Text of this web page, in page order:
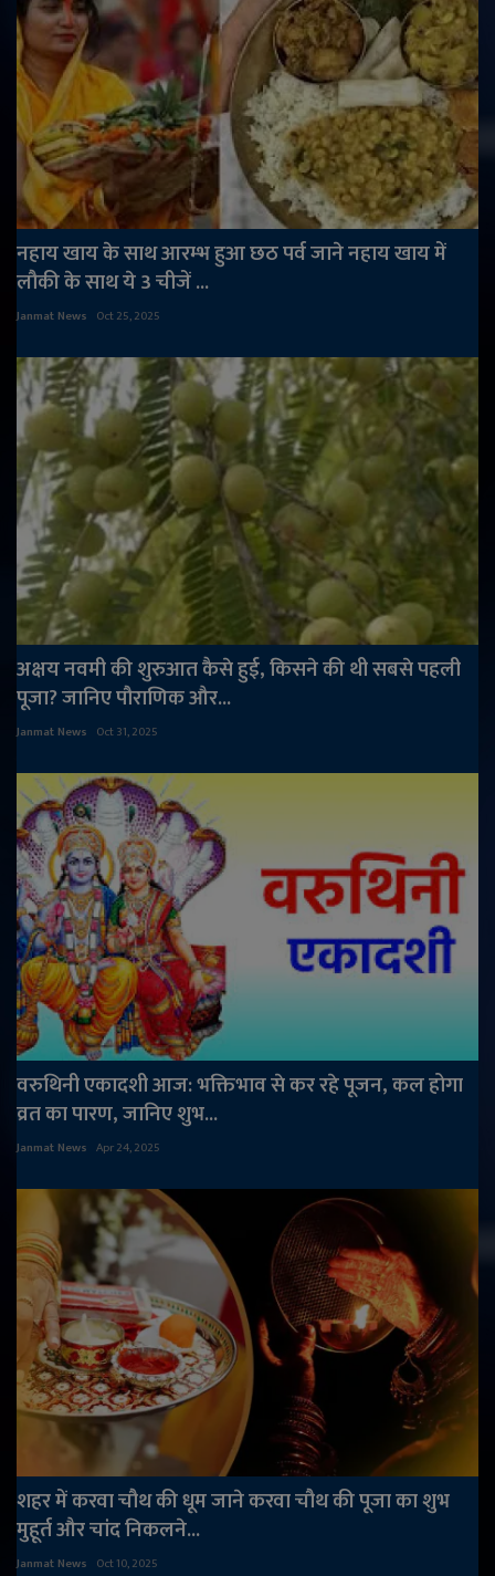
नहाय खाय के साथ आरम्भ हुआ छठ पर्व जाने नहाय खाय में
लौकी के साथ ये 3 चीजें ...
Janmat News Oct 25, 2025
अक्षय नवमी की शुरुआत कैसे हुई, किसने की थी सबसे पहली
पूजा? जानिए पौराणिक और...
Janmat News Oct 31, 2025
वरुथिनी एकादशी आज: भक्तिभाव से कर रहे पूजन, कल होगा
व्रत का पारण, जानिए शुभ...
Janmat News Apr 24, 2025
शहर में करवा चौथ की धूम जाने करवा चौथ की पूजा का शुभ
मुहूर्त और चांद निकलने...
Janmat News Oct 10, 2025